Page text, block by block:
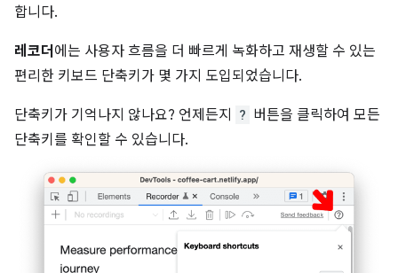
합니다.
레코더 에는 사용자 흐름을 더 빠르게 녹화하고 재생할 수 있는
편리한 키보드 단축키가 몇 가지 도입되었습니다.
단축키가 기억나지 않나요? 언제든지 ? 버튼을 클릭하여 모든
단축키를 확인할 수 있습니다.